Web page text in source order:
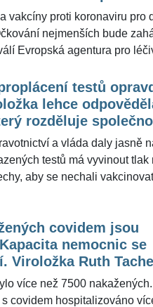
vakcíny proti koronaviru pro
nejmenších bude
Evropská agentura pro
varují. "Děti nejsou ohroženou
významnými přenašeči
Současné vakcíny, i
data jako ostatní
ŽivotvČesku.cz biochemik a
chemie a biochemie
testů
lehce
rozděluje
a vláda daly jasně
testů má vyvinout tlak
aby se nechali
proočkovanost a dle
ale může to být také jen
efekt, který záhy odezní,"
viroložka a členka
situace (MeSES) Ruth
covidem jsou
nemocnic se
Viroložka Ruth
epidemie
více než 7500
covidem hospitalizováno